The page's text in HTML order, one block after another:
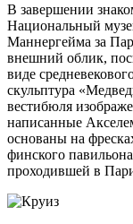
В завершении
Национальный
Маннергейма за
внешний облик,
виде
скульптура
вестибюля
написанные
основаны на
финского
проходившей в